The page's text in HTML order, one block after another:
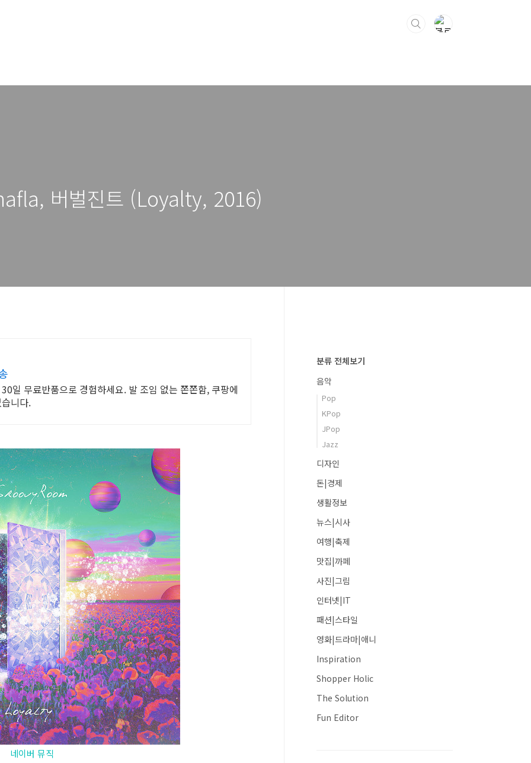
버벌진트 (Loyalty, 2016)
일 무료반품으로 경험하세요. 발 조임 없는 쫀쫀함, 쿠팡에
니다.
네이버 뮤직
분류 전체보기
음악
Pop
KPop
JPop
Jazz
디자인
돈|경제
생활정보
뉴스|시사
여행|축제
맛집|까페
사진|그림
인터넷|IT
패션|스타일
영화|드라마|애니
Inspiration
Shopper Holic
The Solution
Fun Editor